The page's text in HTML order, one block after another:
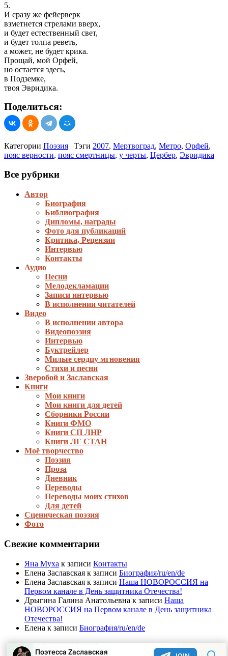
5.
И сразу же фейерверк
взметнется стрелами вверх,
и будет естественный свет,
и будет толпа реветь,
а может, не будет крика.
Прощай, мой Орфей,
но остается здесь,
в Подземке,
твоя Эвридика.
Поделиться:
Категории Поэзия | Тэги 2007, Мертвоград, Метро, Орфей,
пояс верности, пояс смертницы, у черты, Цербер, Эвридика
Все рубрики
Автор
Биография
Библиография
Дипломы, награды
Фото для публикаций
Критика, Рецензии
Интервью
Контакты
Аудио
Песни
Мелодекламации
Записи интервью
В исполнении читателей
Видео
В исполнении автора
Видеопоэзия
Интервью
Буктрейлер
Милые сердцу мгновения
Стихи и песни
Зверобой и Заславская
Книги
Мои книги
Мои книги для детей
Сборники России
Книги ФМО
Книги СП ЛНР
Книги ЛГ СТАН
Моё творчество
Поэзия
Проза
Дневник
Переводы
Переводы моих стихов
Для детей
Сценическая поэзия
Фото
Свежие комментарии
Яна Муха к записи Контакты
Елена Заславская к записи Биография/ru/en/de
Елена Заславская к записи Наша НОВОРОССИЯ на
Первом канале в День защитника Отечества!
Дрыгина Галина Анатольевна к записи Наша
НОВОРОССИЯ на Первом канале в День защитника
Отечества!
Елена к записи Биография/ru/en/de